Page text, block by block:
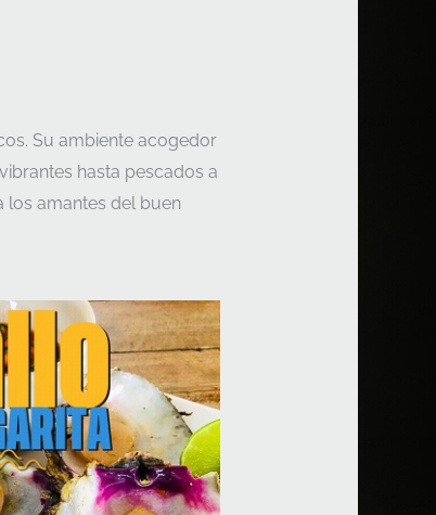
Su ambiente acogedor
hasta pescados a
los amantes del buen